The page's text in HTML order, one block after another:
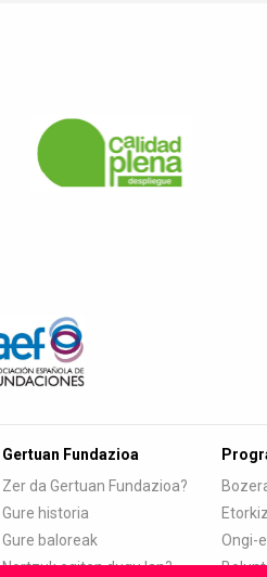
Gertuan Fundazioa
Zer da Gertuan Fundazioa?
Gure historia
Gure baloreak
Nortzuk egiten dugu lan?
Ongi-